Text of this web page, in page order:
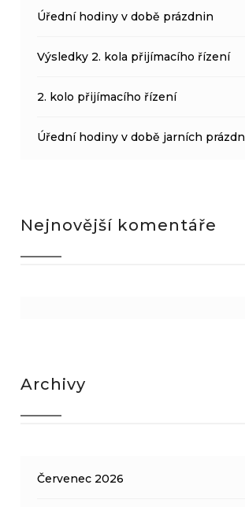
Úřední hodiny v době prázdnin
Výsledky 2. kola přijímacího řízení
2. kolo přijímacího řízení
Úřední hodiny v době jarních
Nejnovější komentáře
Archivy
Červenec 2026